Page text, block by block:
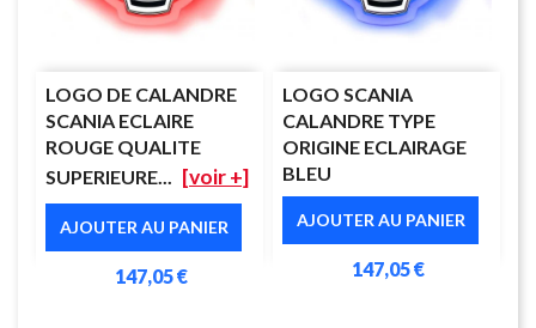
LOGO DE CALANDRE
SCANIA ECLAIRE
ROUGE QUALITE
SUPERIEURE... [voir +]
AJOUTER AU PANIER
147,05 €
LOGO SCANIA
CALANDRE TYPE
ORIGINE ECLAIRAGE
BLEU
AJOUTER AU PANIER
147,05 €